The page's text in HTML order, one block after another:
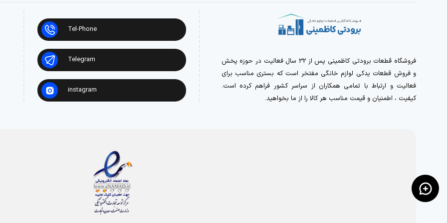
فروشگاه قطعات برودتی کاظمینی پس از 32 سال فعالیت در حوزه پخش
و فروش قطعات یدکی لوازم خانگی مفتخر است که بستری مناسب برای
فعالیت و ارتباط با تمامی همکاران از سراسر کشور فراهم کرده است.
کیفیت ، اطمنیان و قیمت مناسب هر کالا را از ما بخواهید.
Tel-Phone
Telegram
instagram